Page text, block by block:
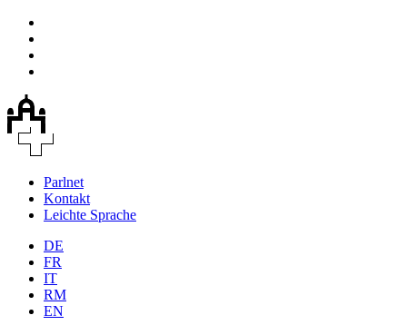
Parlnet
Kontakt
Leichte Sprache
DE
FR
IT
RM
EN